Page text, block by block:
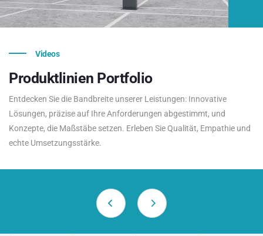
Videos
Produktlinien Portfolio
Entdecken Sie die Bandbreite unserer Leistungen: Innovative
Lösungen, präzise auf Ihre Anforderungen abgestimmt, und
Konzepte, die Maßstäbe setzen. Erleben Sie Qualität, Empathie und
echte Umsetzungsstärke.